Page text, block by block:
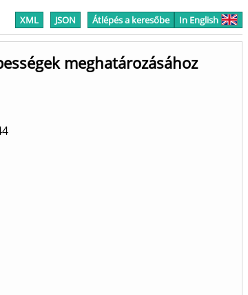
XML JSON Átlépés a keresőbe In English
meghatározásához